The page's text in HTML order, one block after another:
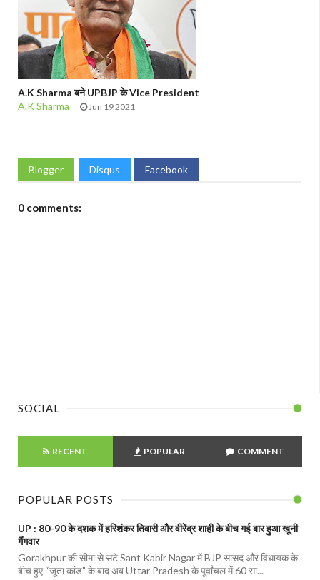
A.K Sharma बने UPBJP के Vice President
A.K Sharma
Jun 19 2021
Blogger Disqus Facebook
0 comments:
SOCIAL
RECENT POPULAR COMMENT
POPULAR POSTS
UP : 80-90 के दशक में हरिशंकर तिवारी और वीरेंद्र शाही के बीच गई बार हुआ खूनी
गैंगवार
Gorakhpur की सीमा से सटे Sant Kabir Nagar में BJP सांसद और विधायक के
बीच हुए “जूता कांड” के बाद अब Uttar Pradesh के पूर्वांचल में 60 सा...